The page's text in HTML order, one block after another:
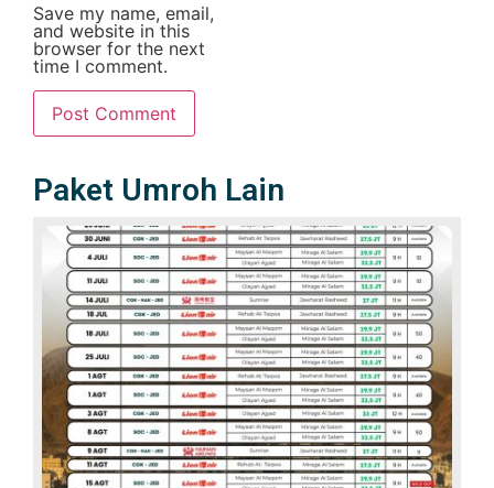
Save my name, email,
and website in this
browser for the next
time I comment.
Paket Umroh Lain